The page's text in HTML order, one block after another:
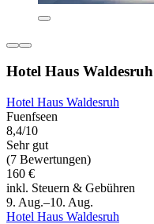
Hotel Haus Waldesruh
Hotel Haus Waldesruh
Fuenfseen
8,4/10
Sehr gut
(7 Bewertungen)
160 €
inkl. Steuern & Gebühren
9. Aug.–10. Aug.
Hotel Haus Waldesruh